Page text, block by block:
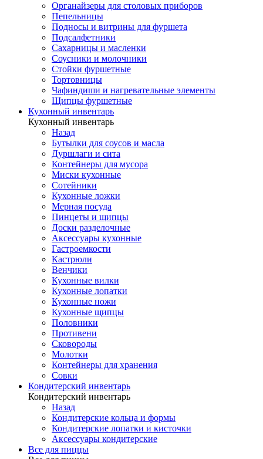
Органайзеры для столовых приборов
Пепельницы
Подносы и витрины для фуршета
Подсалфетники
Сахарницы и масленки
Соусники и молочники
Стойки фуршетные
Тортовницы
Чафиндиши и нагревательные элементы
Щипцы фуршетные
Кухонный инвентарь
Кухонный инвентарь
Назад
Бутылки для соусов и масла
Дуршлаги и сита
Контейнеры для мусора
Миски кухонные
Сотейники
Кухонные ложки
Мерная посуда
Пинцеты и щипцы
Доски разделочные
Аксессуары кухонные
Гастроемкости
Кастрюли
Венчики
Кухонные вилки
Кухонные лопатки
Кухонные ножи
Кухонные щипцы
Половники
Противени
Сковороды
Молотки
Контейнеры для хранения
Совки
Кондитерский инвентарь
Кондитерский инвентарь
Назад
Кондитерские кольца и формы
Кондитерские лопатки и кисточки
Аксессуары кондитерские
Все для пиццы